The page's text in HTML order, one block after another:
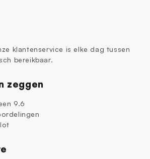
klantenservice is elke dag tussen
bereikbaar.
zeggen
9.6